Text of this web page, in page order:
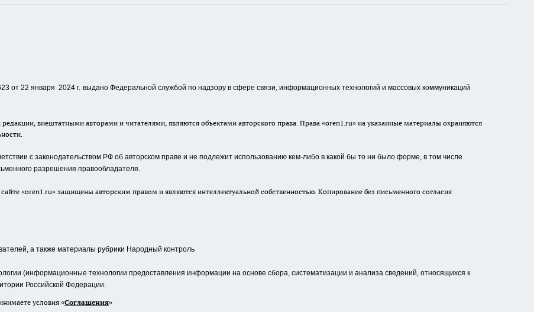
от 22 января 2024 г. выдано Федеральной службой по надзору в сфере связи, информационных технологий и массовых коммуникаций
внештатными авторами и читателями, являются объектами авторского права. Права «oren1.ru» на указанные материалы охраняются
с законодательством РФ об авторском праве и не подлежит использованию кем-либо в какой бы то ни было форме, в том числе
разрешения правообладателя.
«oren1.ru» защищены авторским правом и являются интеллектуальной собственностью. Копирование без письменного согласия
а также материалы рубрики Народный контроль
(информационные технологии предоставления информации на основе сбора, систематизации и анализа сведений, относящихся к
Российской Федерации.
условия «Cоглашения»